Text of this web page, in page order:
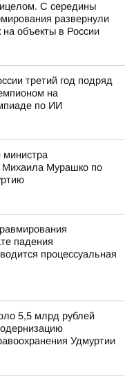
С середины
развернули
объекты в России
третий год подряд
на
по ИИ
Мурашко по
падения
процессуальная
5,5 млрд рублей
Удмуртии